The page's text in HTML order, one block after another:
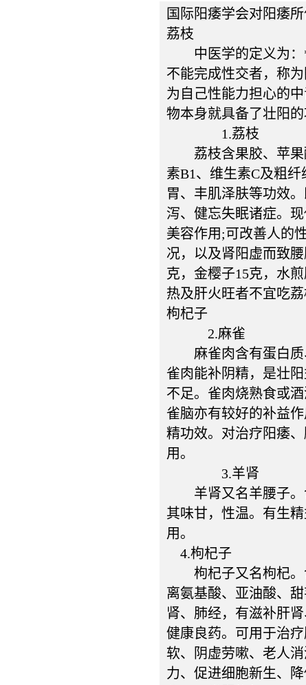
国际阳痿学会对阳痿
荔枝
中医学的定义为：
不能完成性交者，称
为自己性能力担心的
物本身就具备了壮阳
1.荔枝
荔枝含果胶、苹果
素B1、维生素C及粗
胃、丰肌泽肤等功效
泻、健忘失眠诸症。
美容作用;可改善人的
况，以及肾阳虚而致
克，金樱子15克，水
热及肝火旺者不宜吃荔
枸杞子
2.麻雀
麻雀肉含有蛋白质、
雀肉能补阴精，是壮
不足。雀肉烧熟食或
雀脑亦有较好的补益
精功效。对治疗阳痿
用。
3.羊肾
羊肾又名羊腰子。含
其味甘，性温。有生
用。
4.枸杞子
枸杞子又名枸杞。
离氨基酸、亚油酸、
肾、肺经，有滋补肝
健康良药。可用于治
软、阴虚劳嗽、老人
力、促进细胞新生、